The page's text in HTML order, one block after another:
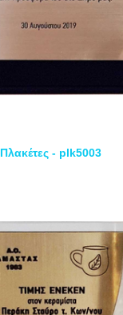
Πλακέτες - plk5003